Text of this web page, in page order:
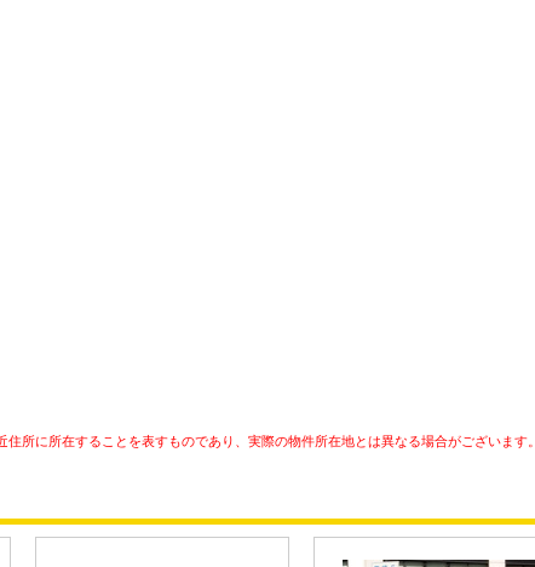
所に所在することを表すものであり、実際の物件所在地とは異なる場合がございます。